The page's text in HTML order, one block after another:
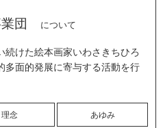
業団 について
けた絵本画家いわさきちひろ
多面的発展に寄与する活動を行
理念 あゆみ